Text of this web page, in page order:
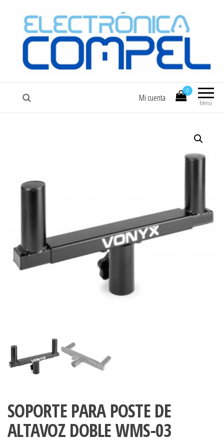
COMPEL Electrónica COMPEL
Menú
0
Mi cuenta
SOPORTE PARA POSTE DE
ALTAVOZ DOBLE WMS-03